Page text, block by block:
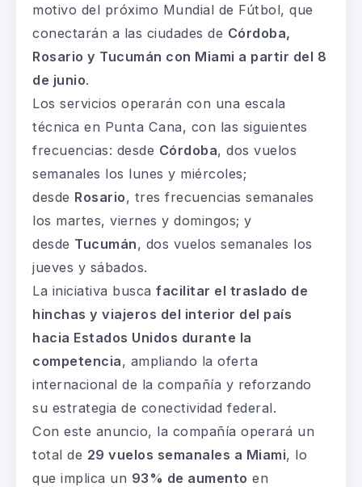
motivo del próximo Mundial de Fútbol, que
conectarán a las ciudades de Córdoba,
Rosario y Tucumán con Miami a partir del 8
de junio.
Los servicios operarán con una escala
técnica en Punta Cana, con las siguientes
frecuencias: desde Córdoba, dos vuelos
semanales los lunes y miércoles;
desde Rosario, tres frecuencias semanales
los martes, viernes y domingos; y
desde Tucumán, dos vuelos semanales los
jueves y sábados.
La iniciativa busca facilitar el traslado de
hinchas y viajeros del interior del país
hacia Estados Unidos durante la
competencia, ampliando la oferta
internacional de la compañía y reforzando
su estrategia de conectividad federal.
Con este anuncio, la compañía operará un
total de 29 vuelos semanales a Miami, lo
que implica un 93% de aumento en